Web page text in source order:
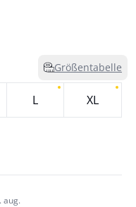
Größentabelle
L XL
aug.